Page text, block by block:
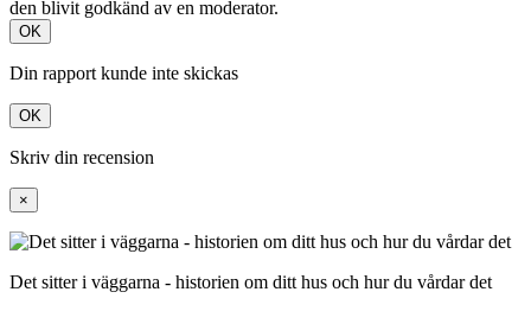
den blivit godkänd av en moderator.
OK
Din rapport kunde inte skickas
OK
Skriv din recension
×
Det sitter i väggarna - historien om ditt hus och hur du vårdar det